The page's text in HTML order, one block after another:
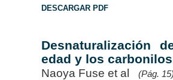
DESCARGAR PDF
Desnaturalización
edad y los
Naoya Fuse et al (Pág.